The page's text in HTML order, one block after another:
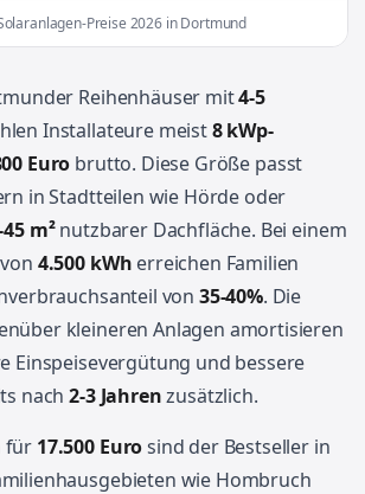
Preise 2026 in Dortmund
Reihenhäuser mit4-5
Installateure meist8 kWp-
Euro brutto. Diese Größe passt
in Stadtteilen wie Hörde oder
m²nutzbarer Dachfläche. Bei einem
4.500 kWh erreichen Familien
von 35-40%. Die
kleineren Anlagen amortisieren
Einspeisevergütung und bessere
nach2-3 Jahrenzusätzlich.
für 17.500 Eurosind der Bestseller in
wie Hombruch